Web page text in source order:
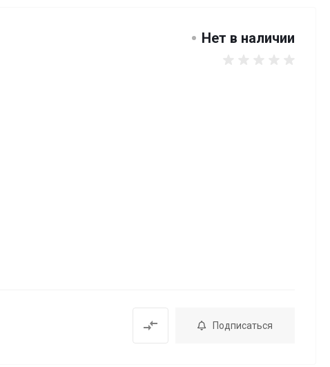
Нет в наличии
Подписаться